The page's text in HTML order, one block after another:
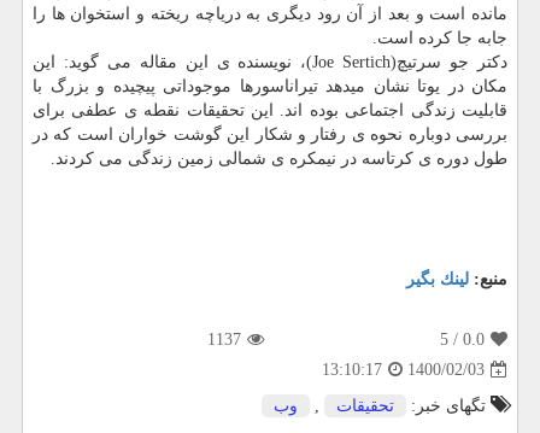
مانده است و بعد از آن رود دیگری به دریاچه ریخته و استخوان ها را
جابه جا کرده است.
دکتر جو سرتیچ(Joe Sertich)، نویسنده ی این مقاله می گوید: این
مکان در یوتا نشان میدهد تیراناسورها موجوداتی پیچیده و بزرگ با
قابلیت زندگی اجتماعی بوده اند. این تحقیقات نقطه ی عطفی برای
بررسی دوباره نحوه ی رفتار و شکار این گوشت خواران است که در
طول دوره ی کرتاسه در نیمکره ی شمالی زمین زندگی می کردند.
منبع: لینك بگیر
0.0
/ 5
1137
1400/02/03
13:10:17
تگهای خبر:
تحقیقات , وب